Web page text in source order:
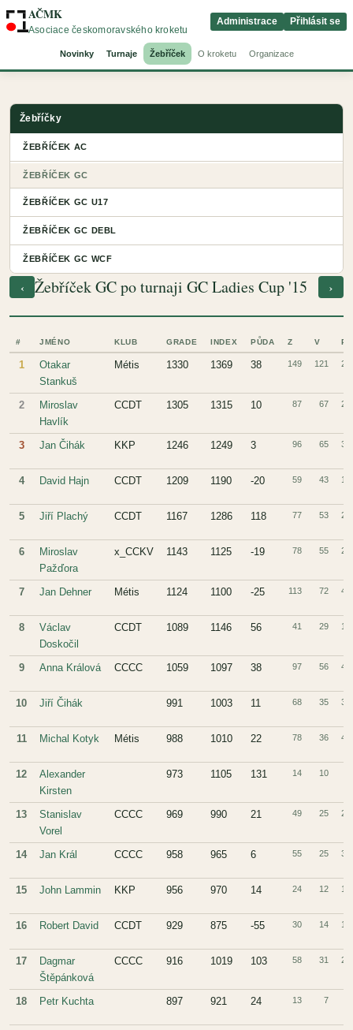
AČMK
Asociace českomoravského kroketu
Novinky Turnaje Žebříček O kroketu Organizace
Administrace Přihlásit se
‹ Žebříček GC po turnaji GC Ladies Cup '15 ›
# JMÉNO KLUB GRADE INDEX PŮDA Z V P
1
Otakar
Stankuš
Métis 1330 1369 38 149 121 28
2
Miroslav
Havlík
CCDT 1305 1315 10 87 67 20
3 Jan Čihák KKP 1246 1249 3 96 65 31
4 David Hajn CCDT 1209 1190 -20 59 43 16
5 Jiří Plachý CCDT 1167 1286 118 77 53 24
6
Miroslav
Pažďora
x_CCKV 1143 1125 -19 78 55 23
7 Jan Dehner Métis 1124 1100 -25 113 72 41
8
Václav
Doskočil
CCDT 1089 1146 56 41 29 12
9 Anna Králová CCCC 1059 1097 38 97 56 41
10 Jiří Čihák 991 1003 11 68 35 33
11 Michal Kotyk Métis 988 1010 22 78 36 42
12
Alexander
Kirsten
973 1105 131 14 10
13
Stanislav
Vorel
CCCC 969 990 21 49 25 24
14 Jan Král CCCC 958 965 6 55 25 30
15 John Lammin KKP 956 970 14 24 12 12
16 Robert David CCDT 929 875 -55 30 14 16
17
Dagmar
Štěpánková
CCCC 916 1019 103 58 31 27
18 Petr Kuchta 897 921 24 13 7
Žebříčky
ŽEBŘÍČEK AC
ŽEBŘÍČEK GC
ŽEBŘÍČEK GC U17
ŽEBŘÍČEK GC DEBL
ŽEBŘÍČEK GC WCF